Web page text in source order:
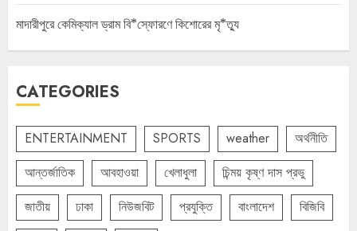
মাদারীপুরে কেমিক্যাল ড্রাম বি*স্ফোরণে কিশোরের মৃ*ত্যু
CATEGORIES
ENTERTAINMENT SPORTS weather
অর্থনীতি
আন্তর্জাতিক
আবহাওয়া খেলাধুলা
চিন্ময় কৃষ্ণ দাস প্রভু
জাতীয়
ঢাকা নিউজবিট প্রযুক্তি বাংলাদেশ
বিজিবি